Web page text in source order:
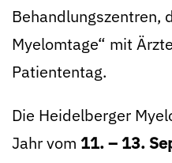
Behandlungszentren,
Myelomtage“ mit
Patiententag.
Die Heidelberger
Jahr vom 11. – 13.